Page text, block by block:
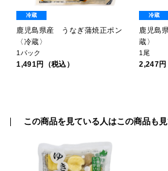
冷蔵
鹿児島県産 うなぎ蒲焼正ポン
〈冷蔵〉
1パック
1,491円（税込）
冷蔵
鹿児島
蔵〉
1尾
2,247円
この商品を見ている人はこの商品も